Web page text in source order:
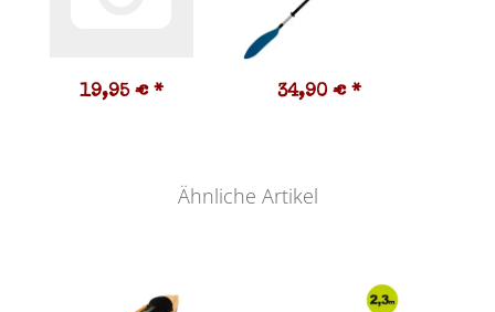
19,95 € * 34,90 € *
Ähnliche Artikel